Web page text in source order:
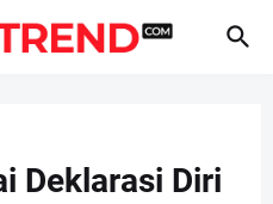
Deklarasi Diri